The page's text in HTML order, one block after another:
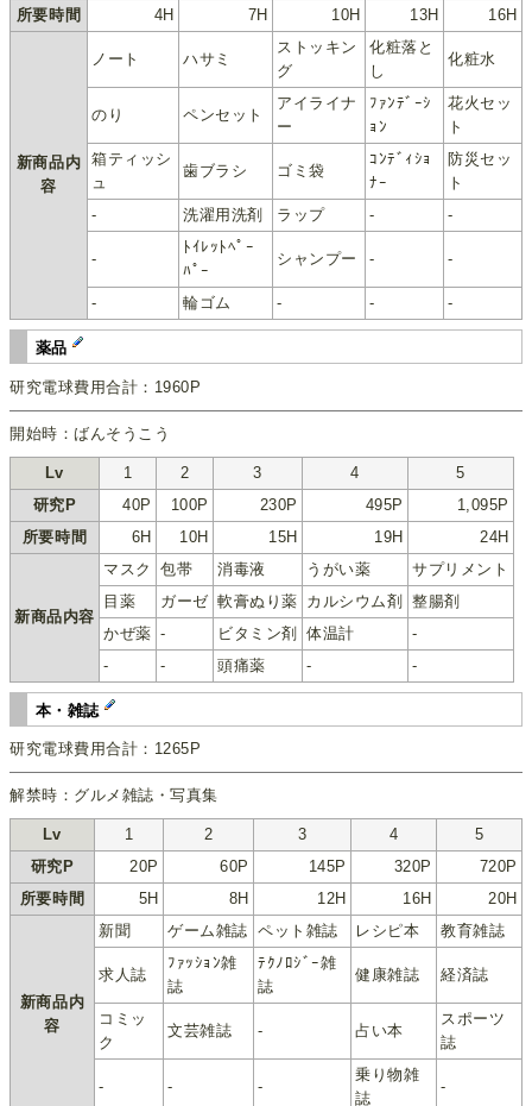
所要時間
4H 7H 10H 13H 16H
新商品内
容
ノート ハサミ
ストッキン
グ
化粧落と
し
化粧水
のり ペンセット
アイライナ
ー
ﾌｧﾝﾃﾞｰｼ
ｮﾝ
花火セッ
ト
箱ティッシ
ュ
歯ブラシ ゴミ袋
ｺﾝﾃﾞｨｼｮ
ﾅｰ
防災セッ
ト
-
洗濯用洗剤 ラップ - -
-
ﾄｲﾚｯﾄﾍﾟｰ
ﾊﾟｰ
シャンプー - -
- 輪ゴム - - -
薬品
研究電球費用合計：1960P
開始時：ばんそうこう
Lv 1 2 3 4
5
研究P
40P 100P 230P 495P
1,095P
所要時間
6H 10H 15H 19H 24H
新商品内容
マスク 包帯 消毒液 うがい薬
サプリメント
目薬
ガーゼ 軟膏ぬり薬 カルシウム剤
整腸剤
かぜ薬 - ビタミン剤 体温計
-
-
- 頭痛薬 - -
本・雑誌
研究電球費用合計：1265P
解禁時：グルメ雑誌・写真集
Lv 1 2 3 4
5
研究P
20P 60P 145P 320P
720P
所要時間
5H 8H 12H 16H 20H
新商品内
容
新聞 ゲーム雑誌 ペット雑誌 レシピ本 教育雑誌
求人誌
ﾌｧｯｼｮﾝ雑
誌
ﾃｸﾉﾛｼﾞｰ雑
誌
健康雑誌 経済誌
コミッ
ク
文芸雑誌 - 占い本
スポーツ
誌
- - -
乗り物雑
誌
-